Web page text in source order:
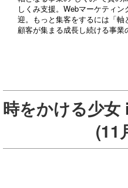
しくみ支援。Webマーケティ
迎。もっと集客をするには「
顧客が集まる成長し続ける事業
時をかける少
(11